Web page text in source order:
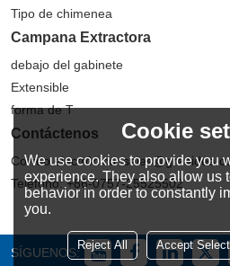
Tipo de chimenea
Campana Extractora
debajo del gabinete
Extensible
forma de T
Contáctenos
Correo electrónico:
Teléfono: +86-0757-25525502
SÍGUENOS:
Cookie
We use cookies to provide you
experience. They also allow us
behavior in order to constantly
you.
Reject All Accept